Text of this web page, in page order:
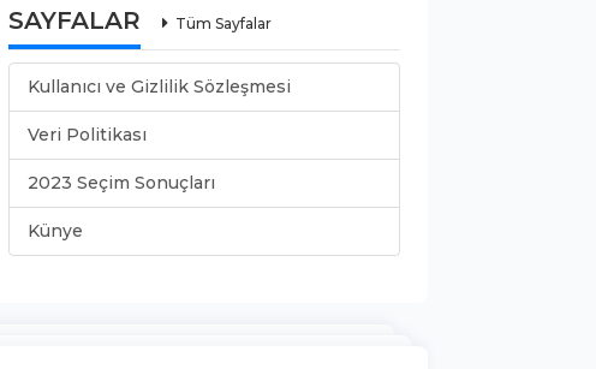
SAYFALAR Tüm Sayfalar
Kullanıcı ve Gizlilik Sözleşmesi
Veri Politikası
2023 Seçim Sonuçları
Künye